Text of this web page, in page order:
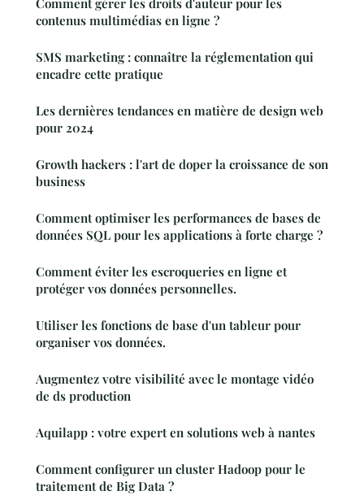
contenus multimédias en ligne ?
SMS marketing : connaître la réglementation qui
encadre cette pratique
Les dernières tendances en matière de design web
pour 2024
Growth hackers : l'art de doper la croissance de son
business
Comment optimiser les performances de bases de
données SQL pour les applications à forte charge ?
Comment éviter les escroqueries en ligne et
protéger vos données personnelles.
Utiliser les fonctions de base d'un tableur pour
organiser vos données.
Augmentez votre visibilité avec le montage vidéo
de ds production
Aquilapp : votre expert en solutions web à nantes
Comment configurer un cluster Hadoop pour le
traitement de Big Data ?